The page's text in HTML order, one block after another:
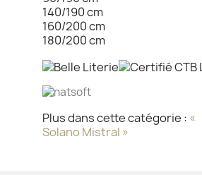
140/190 cm
160/200 cm
180/200 cm
Plus dans cette catégorie : «
Solano Mistral »